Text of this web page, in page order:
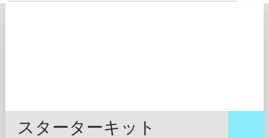
スターターキット